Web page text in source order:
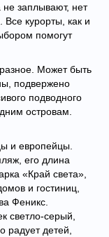
заплывают, нет
курорты, как и
помогут
Может быть
подвержено
подводного
островам.
и европейцы.
его длина
«Край света»,
и гостиниц,
Феникс.
светло-серый,
радует детей,